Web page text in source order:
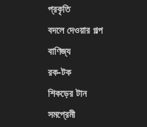
প্রকৃতি
বদলে দেওয়ার গল্প
বাণিজ্য
রক-টক
শিকড়ের টান
সমপ্রেমী